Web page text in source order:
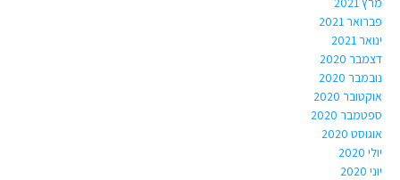
פברואר 2021
ינואר 2021
דצמבר 2020
נובמבר 2020
אוקטובר 2020
ספטמבר 2020
אוגוסט 2020
יולי 2020
יוני 2020